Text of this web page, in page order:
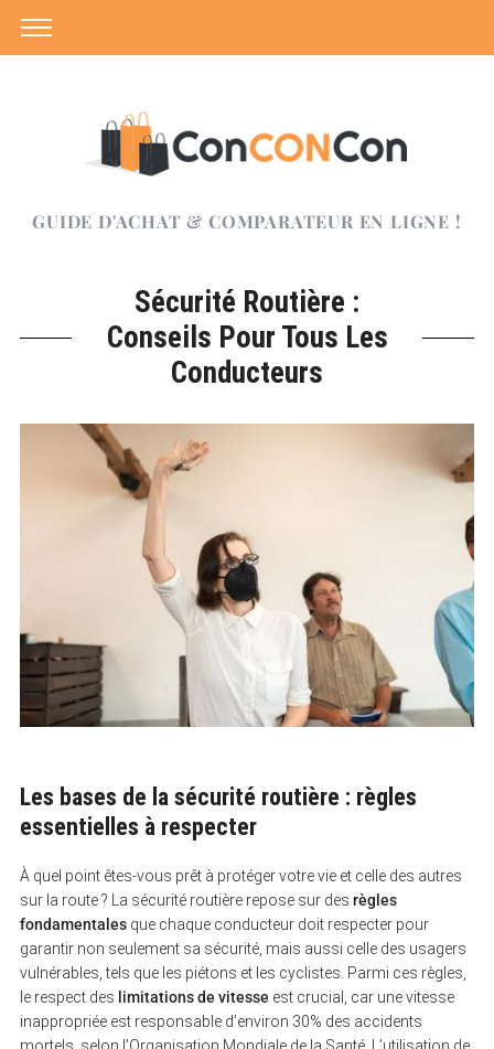
GUIDE D'ACHAT & COMPARATEUR EN LIGNE !
Sécurité Routière :
Conseils Pour Tous Les
Conducteurs
Les bases de la sécurité routière : règles
essentielles à respecter
À quel point êtes-vous prêt à protéger votre vie et celle des autres
sur la route ? La sécurité routière repose sur des règles
fondamentalesque chaque conducteur doit respecter pour
garantir non seulement sa sécurité, mais aussi celle des usagers
vulnérables, tels que les piétons et les cyclistes. Parmi ces règles,
le respect des limitations de vitesse est crucial, car une vitesse
inappropriée est responsable d’environ 30% des accidents
mortels, selon l’Organisation Mondiale de la Santé. L’utilisation de